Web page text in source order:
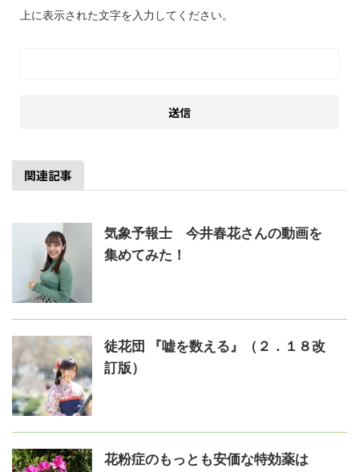
上に表示された文字を入力してください。
関連記事
気象予報士 今井春花さんの動画を
集めてみた！
徒花団 『嘘を数える』（２．１８改
訂版）
花粉症のもっとも安価な特効薬は